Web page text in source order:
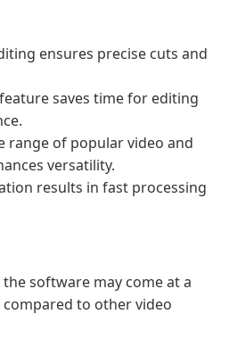
ensures precise cuts and
saves time for editing
range of popular video and
versatility.
results in fast processing
software may come at a
to other video